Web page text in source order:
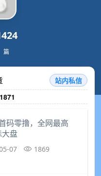
篇
站内私信
码零撸，全网最高
盘
07 1869